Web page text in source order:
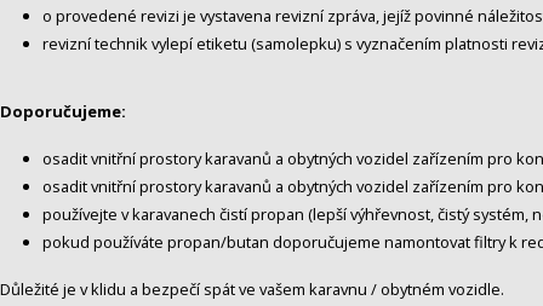
o provedené revizi je vystavena revizní zpráva, jejíž povinné
revizní technik vylepí etiketu (samolepku) s vyznačením platnosti
Doporučujeme:
osadit vnitřní prostory karavanů a obytných vozidel zařízením pro
osadit vnitřní prostory karavanů a obytných vozidel zařízením pro
používejte v karavanech čistí propan (lepší výhřevnost, čistý systém,
pokud používáte propan/butan doporučujeme namontovat filtry k
Důležité je v klidu a bezpečí spát ve vašem karavnu / obytném vozidle.